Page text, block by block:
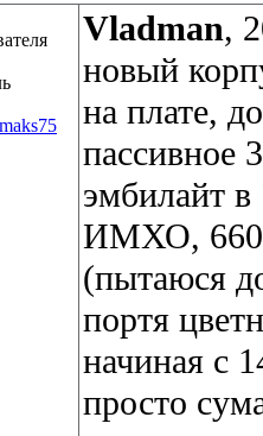
Vladman,
новый
на плате,
пассивное
эмбилайт
ИМХО,
(пытаюся
портя
начиная с
просто